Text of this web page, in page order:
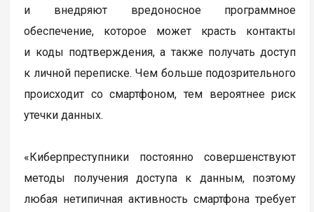
и внедряют вредоносное программное
обеспечение, которое может красть контакты
и коды подтверждения, а также получать доступ
к личной переписке. Чем больше подозрительного
происходит со смартфоном, тем вероятнее риск
утечки данных.
«Киберпреступники постоянно совершенствуют
методы получения доступа к данным, поэтому
любая нетипичная активность смартфона требует